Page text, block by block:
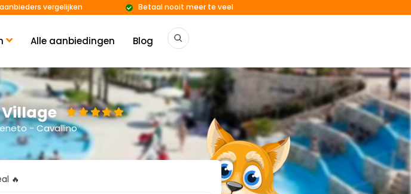
Alle aanbiedingen Blog
vergelijken Betaal nooit meer te veel
Village
- Cavallino
🔥